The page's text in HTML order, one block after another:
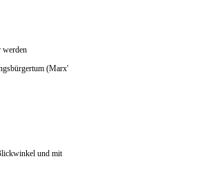
werden
(Marx'
und mit